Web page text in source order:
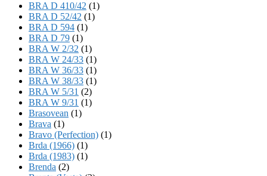
BRA D 410/42 (1)
BRA D 52/42 (1)
BRA D 594 (1)
BRA D 79 (1)
BRA W 2/32 (1)
BRA W 24/33 (1)
BRA W 36/33 (1)
BRA W 38/33 (1)
BRA W 5/31 (2)
BRA W 9/31 (1)
Brasovean (1)
Brava (1)
Bravo (Perfection) (1)
Brda (1966) (1)
Brda (1983) (1)
Brenda (2)